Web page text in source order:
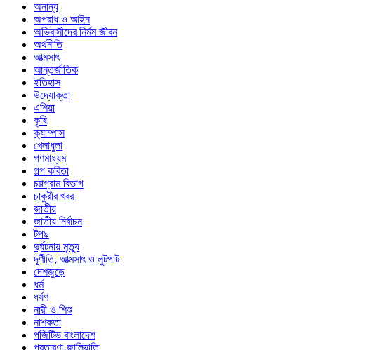
অনান্য
অপরাধ ও আইন
অভিবাসীদের নির্মম জীবন
অর্থনীতি
আত্মসাৎ
আন্তর্জাতিক
ইতিহাস
উদ্যোক্তা
এশিয়া
কৃষি
ক্যাম্পাস
খেলাধুলা
গণমাধ্যম
গল্প ক‌বিতা
চট্টগ্রাম বিভাগ
চাকুরীর খবর
জাতীয়
জাতীয় নির্বাচন
টপ৯
দুর্ঘটনায় মৃত্যু
দূর্ণীতি, আত্মসাৎ ও লুটপাট
দেশজুড়ে
ধর্ম
ধর্ষণ
নারী ও শিশু
নাশকতা
পজিটিভ বাংলাদেশ
প্রতারণা-জালিয়াতি